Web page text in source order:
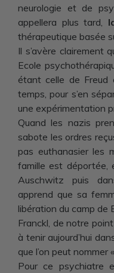
neurologie et de
appellera plus tard,
thérapeutique basée
Il s’avère clairement
Ecole
étant celle de Freud
temps, pour s’en
une expérimentation
Quand les nazis
sabote les ordres
pas euthanasier les
famille est déportée,
Auschwitz puis
apprend que sa
libération du camp de
Franckl, de notre
à tenir aujourd’hui
que l’on peut nommer «
Pour ce psychiatre